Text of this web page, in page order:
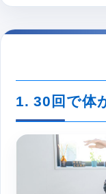
1. 30回で体